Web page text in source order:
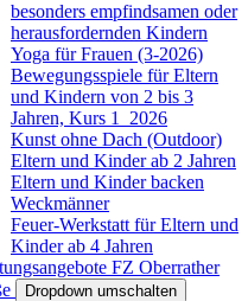
besonders empfindsamen oder
herausfordernden Kindern
Yoga für Frauen (3-2026)
Bewegungsspiele für Eltern
und Kindern von 2 bis 3
Jahren, Kurs 1_2026
Kunst ohne Dach (Outdoor)
Eltern und Kinder ab 2 Jahren
Eltern und Kinder backen
Weckmänner
Feuer-Werkstatt für Eltern und
Kinder ab 4 Jahren
FZ Oberrather
Dropdown umschalten